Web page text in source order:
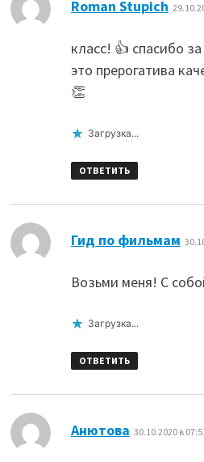
Roman Stupich
класс! 👍 спасибо
это прерогатива
👏
Загрузка...
ОТВЕТИТЬ
Гид по фильмам
Возьми меня! С
Загрузка...
ОТВЕТИТЬ
Анютова 30.10.2020 в